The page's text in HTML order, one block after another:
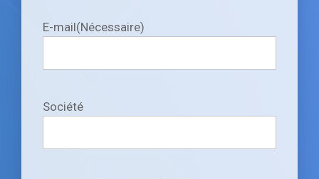
E-mail(Nécessaire)
Société